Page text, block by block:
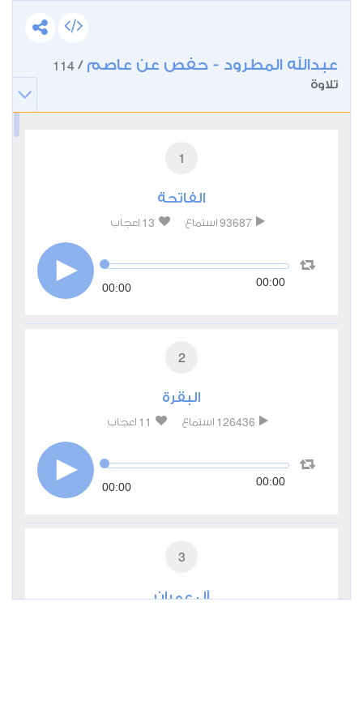
عبدالله المطرود - حفص عن عاصم /
114
تلاوة
1
الفاتحة
93687 استماع 13 اعجاب
00:00 00:00
2
البقرة
126436 استماع 11 اعجاب
00:00 00:00
3
آل عمران